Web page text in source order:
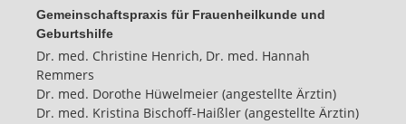
Gemeinschaftspraxis für Frauenheilkunde und
Geburtshilfe
Dr. med. Christine Henrich, Dr. med. Hannah
Remmers
Dr. med. Dorothe Hüwelmeier (angestellte Ärztin)
Dr. med. Kristina Bischoff-Haißler (angestellte Ärztin)